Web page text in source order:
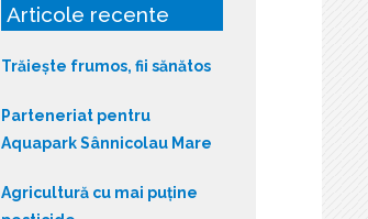
Articole recente
Trăiește frumos, fii sănătos
Parteneriat pentru
Aquapark Sânnicolau Mare
Agricultură cu mai puține